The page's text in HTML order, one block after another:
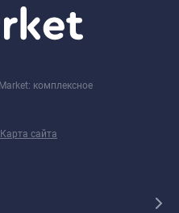
комплексное
Карта сайта